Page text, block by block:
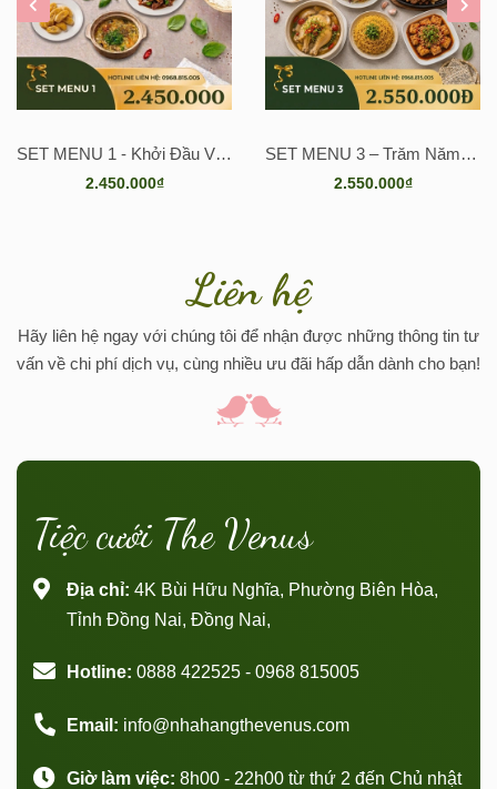
SET MENU 4 – Phúc Lộc Viên Mãn
2.560.000₫
SET MENU 5 – Phú Quý Sum Vầy
2.560.000₫
Liên hệ
Hãy liên hệ ngay với chúng tôi để nhận được những thông tin tư
vấn về chi phí dịch vụ, cùng nhiều ưu đãi hấp dẫn dành cho bạn!
Tiệc cưới The Venus
Địa chỉ: 4K Bùi Hữu Nghĩa, Phường Biên Hòa,
Tỉnh Đồng Nai, Đồng Nai,
Hotline: 0888 422525 - 0968 815005
Email: info@nhahangthevenus.com
Giờ làm việc: 8h00 - 22h00 từ thứ 2 đến Chủ nhật